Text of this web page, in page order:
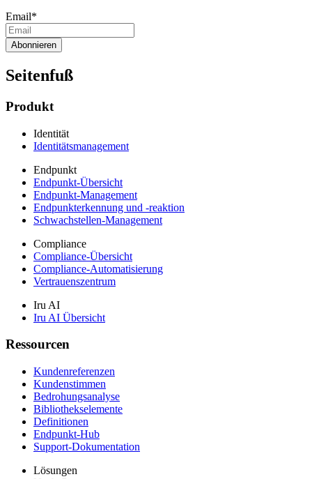
Email*
Seitenfuß
Produkt
Identität
Identitätsmanagement
Endpunkt
Endpunkt-Übersicht
Endpunkt-Management
Endpunkterkennung und -reaktion
Schwachstellen-Management
Compliance
Compliance-Übersicht
Compliance-Automatisierung
Vertrauenszentrum
Iru AI
Iru AI Übersicht
Ressourcen
Kundenreferenzen
Kundenstimmen
Bedrohungsanalyse
Bibliothekselemente
Definitionen
Endpunkt-Hub
Support-Dokumentation
Lösungen